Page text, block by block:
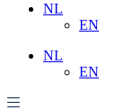
NL
EN
NL
EN